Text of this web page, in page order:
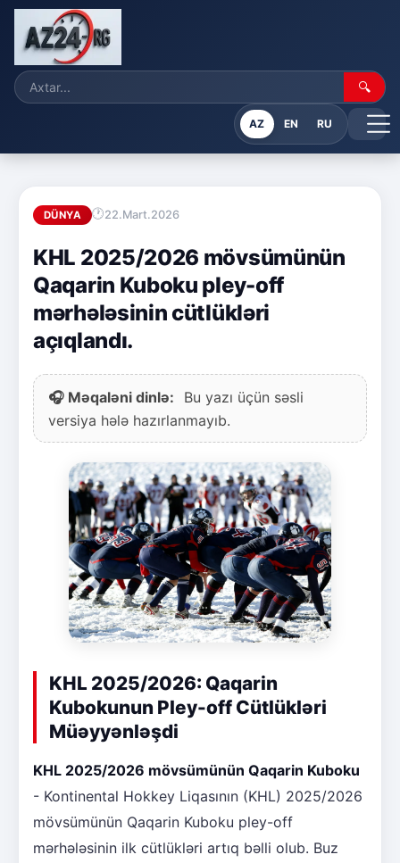
🔍
AZ EN RU
DÜNYA 22.Mart.2026
KHL 2025/2026 mövsümünün
Qaqarin Kuboku pley-off
mərhələsinin cütlükləri
açıqlandı.
🎧 Məqaləni dinlə:
Bu yazı üçün səsli
versiya hələ hazırlanmayıb.
KHL 2025/2026: Qaqarin
Kubokunun Pley-off Cütlükləri
Müəyyənləşdi
KHL 2025/2026 mövsümünün Qaqarin Kuboku
- Kontinental Hokkey Liqasının (KHL) 2025/2026
mövsümünün Qaqarin Kuboku pley-off
mərhələsinin ilk cütlükləri artıq bəlli olub. Buz